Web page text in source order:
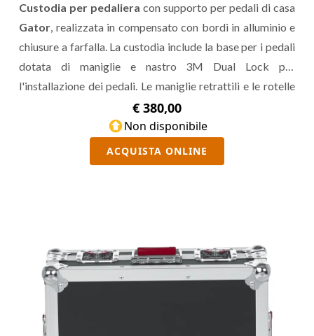
Custodia per pedaliera con supporto per pedali di casa
Gator, realizzata in compensato con bordi in alluminio e
chiusure a farfalla. La custodia include la base per i pedali
dotata di maniglie e nastro 3M Dual Lock per
l'installazione dei pedali. Le maniglie retrattili e le rotelle
consentono di trasportarla comodamente. Piano per
pedali da 24" x 11".
€ 380,00
Non disponibile
ACQUISTA ONLINE